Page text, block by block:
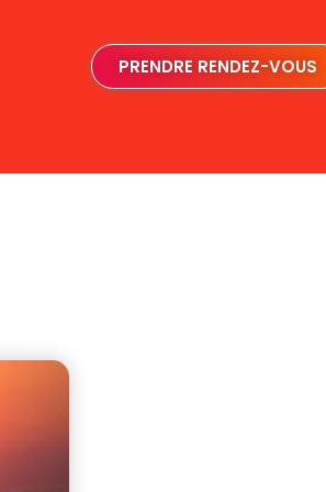
PRENDRE RENDEZ-VOUS